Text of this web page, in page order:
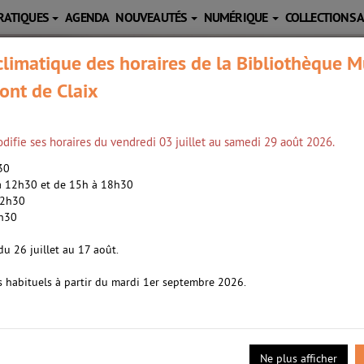
AGENDA NOUVEAUTÉS NUMÉRIQUE COLLECTIONS
/Lemaitre, Pierre (1951-....). Auteur
Chaque membre de la famille Pelletier va devoir choisir entre
consacrée aux années glorieuses.
des horaires de la Bibliothèque
de Claix
ses horaires du vendredi 03 juillet au samedi 29 août 2026.
12h30 et de 15h à 18h30
26 juillet au 17 août.
habituels à partir du mardi 1er septembre 2026.
Ne plus afficher